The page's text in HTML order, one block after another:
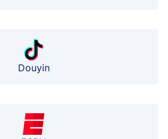
Douyin